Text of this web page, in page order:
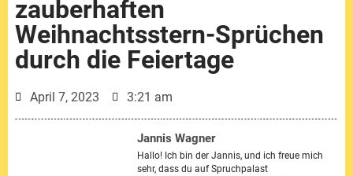
zauberhaften
Weihnachtsstern-Sprüchen
durch die Feiertage
April 7, 2023 3:21 am
Jannis Wagner
Hallo! Ich bin der Jannis, und ich freue mich
sehr, dass du auf Spruchpalast